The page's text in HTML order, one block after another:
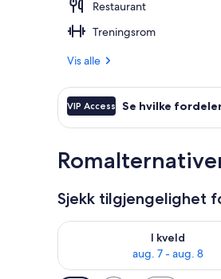
Restaurant
Treningsrom
Vis alle
VIP Access Se hvilke
Sjekk tilgjengelighet
I kveld
aug. 7 - aug. 8
Sjekk tilgjengelighet for i